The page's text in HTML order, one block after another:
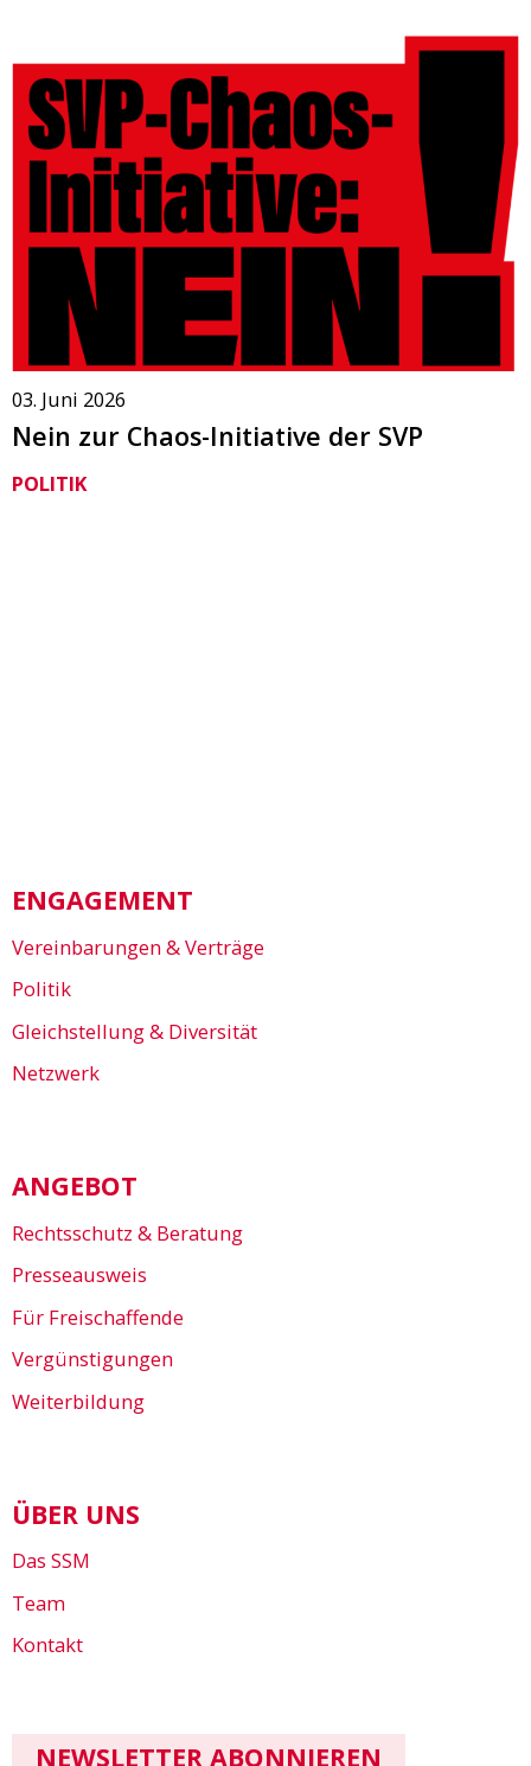
03. Juni 2026
Nein zur Chaos-Initiative der SVP
POLITIK
ENGAGEMENT
Vereinbarungen & Verträge
Politik
Gleichstellung & Diversität
Netzwerk
ANGEBOT
Rechtsschutz & Beratung
Presseausweis
Für Freischaffende
Vergünstigungen
Weiterbildung
ÜBER UNS
Das SSM
Team
Kontakt
NEWSLETTER ABONNIEREN